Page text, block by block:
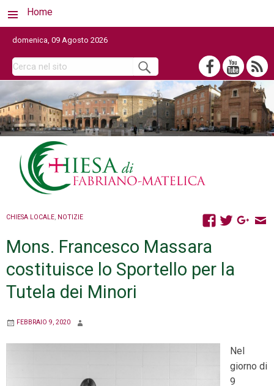
Home
domenica, 09 Agosto 2026
CHIESA LOCALE, NOTIZIE
Mons. Francesco Massara
costituisce lo Sportello per la
Tutela dei Minori
FEBBRAIO 9, 2020
Nel
giorno di
9